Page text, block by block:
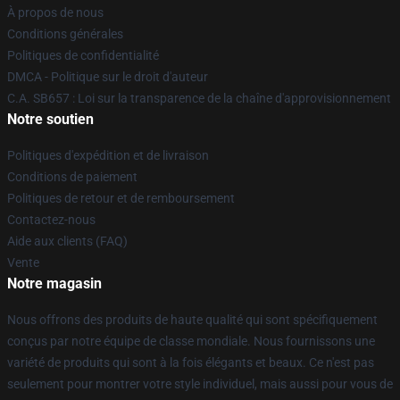
À propos de nous
Conditions générales
Politiques de confidentialité
DMCA - Politique sur le droit d'auteur
C.A. SB657 : Loi sur la transparence de la chaîne d'approvisionnement
Notre soutien
Politiques d'expédition et de livraison
Conditions de paiement
Politiques de retour et de remboursement
Contactez-nous
Aide aux clients (FAQ)
Vente
Notre magasin
Nous offrons des produits de haute qualité qui sont spécifiquement
conçus par notre équipe de classe mondiale. Nous fournissons une
variété de produits qui sont à la fois élégants et beaux. Ce n'est pas
seulement pour montrer votre style individuel, mais aussi pour vous de